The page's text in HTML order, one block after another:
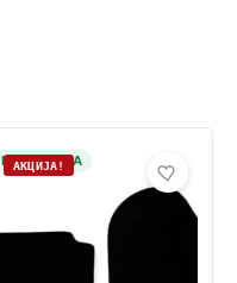
НА ЗАЛИХА
АКЦИЈА!